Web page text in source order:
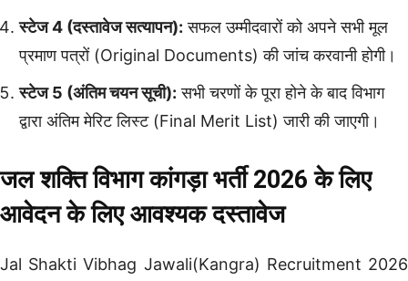
स्टेज 4 (दस्तावेज सत्यापन): सफल उम्मीदवारों को अपने सभी मूल
प्रमाण पत्रों (Original Documents) की जांच करवानी होगी।
स्टेज 5 (अंतिम चयन सूची): सभी चरणों के पूरा होने के बाद विभाग
द्वारा अंतिम मेरिट लिस्ट (Final Merit List) जारी की जाएगी।
जल शक्ति विभाग कांगड़ा भर्ती 2026 के लिए
आवेदन के लिए आवश्यक दस्तावेज
Jal Shakti Vibhag Jawali(Kangra) Recruitment 2026